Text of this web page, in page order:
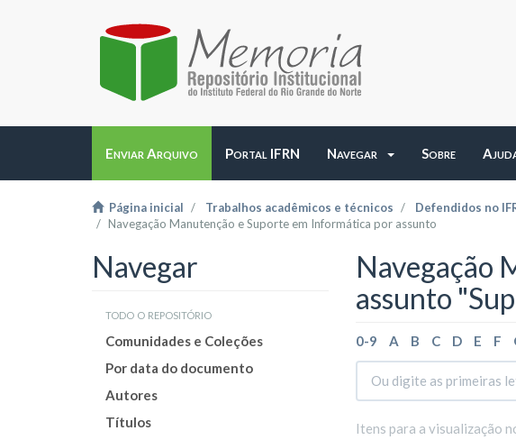
Enviar Arquivo Portal IFRN Navegar Sobre
Página inicial Trabalhos acadêmicos e técnicos Defendidos no
Navegação Manutenção e Suporte em Informática por assunto
Navegar
todo o repositório
Comunidades e Coleções
Por data do documento
Autores
Títulos
Navegação
assunto
0-9 A B C D E F
Itens para a visualização